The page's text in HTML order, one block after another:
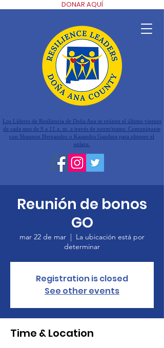
Los Líderes de Resiliencia de Doña Ana se reúnen el último viernes
de cada mes de 9 a 11 a. m. a través de zoom/teams. Comuníquese
con Shannon Hernandez o Kasandra Gandara para obtener el
enlace.
DONAR AQUÍ
Reunión de bonos
GO
mar 22 de mar
  |
La ubicación está por
determinar
Registration is closed
See other events
Time & Location